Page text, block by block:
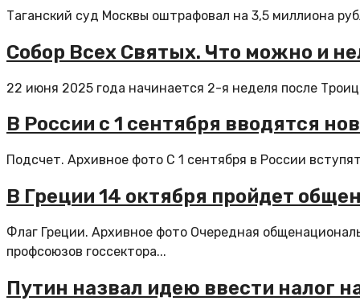
Таганский суд Москвы оштрафовал на 3,5 миллиона
Собор Всех Святых. Что можно и
22 июня 2025 года начинается 2-я неделя после
В России с 1 сентября вводятся
Подсчет. Архивное фото С 1 сентября в России
В Греции 14 октября пройдет
Флаг Греции. Архивное фото Очередная
профсоюзов госсектора...
Путин назвал идею ввести налог